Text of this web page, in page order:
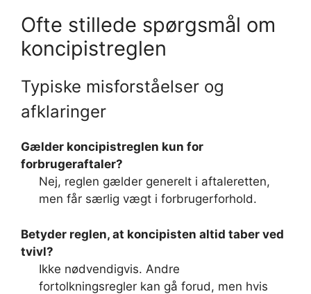
Ofte stillede spørgsmål om
koncipistreglen
Typiske misforståelser og
afklaringer
Gælder koncipistreglen kun for
forbrugeraftaler?
Nej, reglen gælder generelt i aftaleretten,
men får særlig vægt i forbrugerforhold.
Betyder reglen, at koncipisten altid taber ved
tvivl?
Ikke nødvendigvis. Andre
fortolkningsregler kan gå forud, men hvis